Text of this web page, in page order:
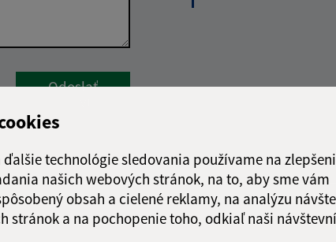
technológie sledovania používame na
našich webových stránok, na to, aby sme vám
obsah a cielené reklamy, na analýzu
stránok a na pochopenie toho, odkiaľ naši
Google reCaptcha Response
Odoslať